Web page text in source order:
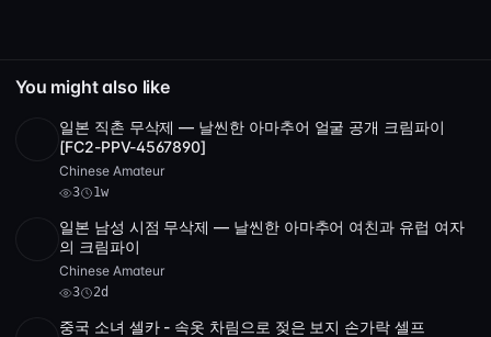
You might also like
33:48
일본 직촌 무삭제 — 날씬한 아마추어 얼굴 공개 크림파이
[FC2-PPV-4567890]
Chinese Amateur
3 1w
POST 1 archive
일본 남성 시점 무삭제 — 날씬한 아마추어 여친과 유럽 여자
의 크림파이
Chinese Amateur
3 2d
중국 소녀 셀카 - 속옷 차림으로 젖은 보지 손가락 셀프